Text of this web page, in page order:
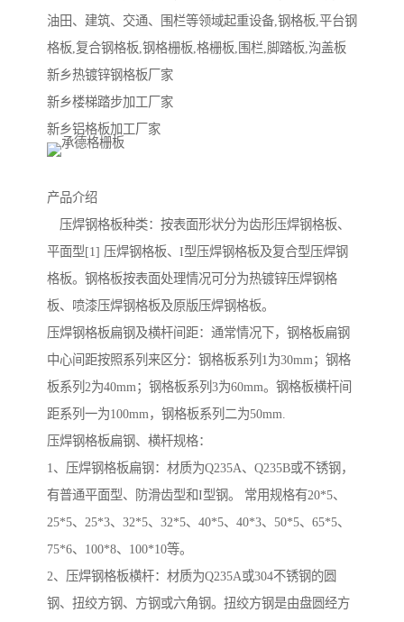
油田、建筑、交通、围栏等领域起重设备,钢格板,平台钢
格板,复合钢格板,钢格栅板,格栅板,围栏,脚踏板,沟盖板
新乡热镀锌钢格板厂家
新乡楼梯踏步加工厂家
新乡铝格板加工厂家
产品介绍
压焊钢格板种类：按表面形状分为齿形压焊钢格板、
平面型[1] 压焊钢格板、I型压焊钢格板及复合型压焊钢
格板。钢格板按表面处理情况可分为热镀锌压焊钢格
板、喷漆压焊钢格板及原版压焊钢格板。
压焊钢格板扁钢及横杆间距：通常情况下，钢格板扁钢
中心间距按照系列来区分：钢格板系列1为30mm；钢格
板系列2为40mm；钢格板系列3为60mm。钢格板横杆间
距系列一为100mm，钢格板系列二为50mm.
压焊钢格板扁钢、横杆规格：
1、压焊钢格板扁钢：材质为Q235A、Q235B或不锈钢，
有普通平面型、防滑齿型和I型钢。 常用规格有20*5、
25*5、25*3、32*5、32*5、40*5、40*3、50*5、65*5、
75*6、100*8、100*10等。
2、压焊钢格板横杆：材质为Q235A或304不锈钢的圆
钢、扭绞方钢、方钢或六角钢。扭绞方钢是由盘圆经方